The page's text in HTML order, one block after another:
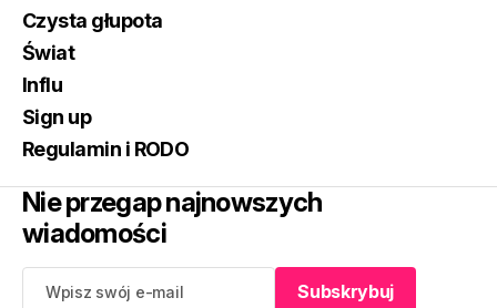
Czysta głupota
Świat
Influ
Sign up
Regulamin i RODO
Nie przegap najnowszych
wiadomości
Subskrybuj